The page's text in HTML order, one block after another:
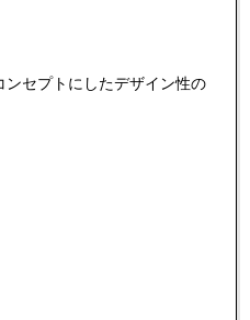
ンセプトにしたデザイン性の